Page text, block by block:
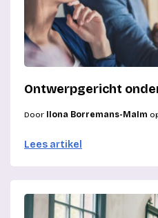
Ontwerpgericht
Door Ilona Borremans-Malm
Lees artikel